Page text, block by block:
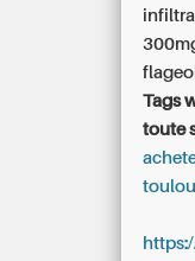
Tags
toute